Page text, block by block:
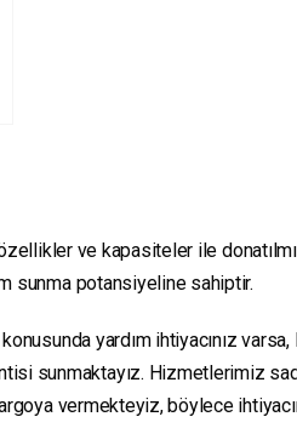
ve kapasiteler ile
sunma potansiyeline sahiptir.
yardım ihtiyacınız
sunmaktayız. Hizmetlerimiz
vermekteyiz, böylece